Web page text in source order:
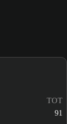
TOT
91